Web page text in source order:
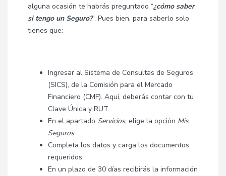
alguna ocasión te habrás preguntado “¿cómo saber
si tengo un Seguro?”. Pues bien, para saberlo solo
tienes que:
Ingresar al Sistema de Consultas de Seguros
(SICS), de la Comisión para el Mercado
Financiero (CMF). Aquí, deberás contar con tu
Clave Única y RUT.
En el apartado Servicios, elige la opción Mis
Seguros.
Completa los datos y carga los documentos
requeridos.
En un plazo de 30 días recibirás la información